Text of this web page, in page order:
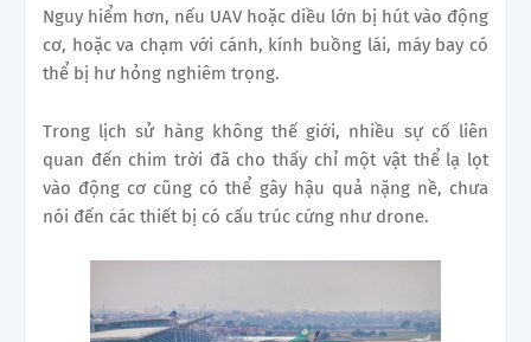
Nguy hiểm hơn, nếu UAV hoặc diều lớn bị hút vào động
cơ, hoặc va chạm với cánh, kính buồng lái, máy bay có
thể bị hư hỏng nghiêm trọng.
Trong lịch sử hàng không thế giới, nhiều sự cố liên
quan đến chim trời đã cho thấy chỉ một vật thể lạ lọt
vào động cơ cũng có thể gây hậu quả nặng nề, chưa
nói đến các thiết bị có cấu trúc cứng như drone.